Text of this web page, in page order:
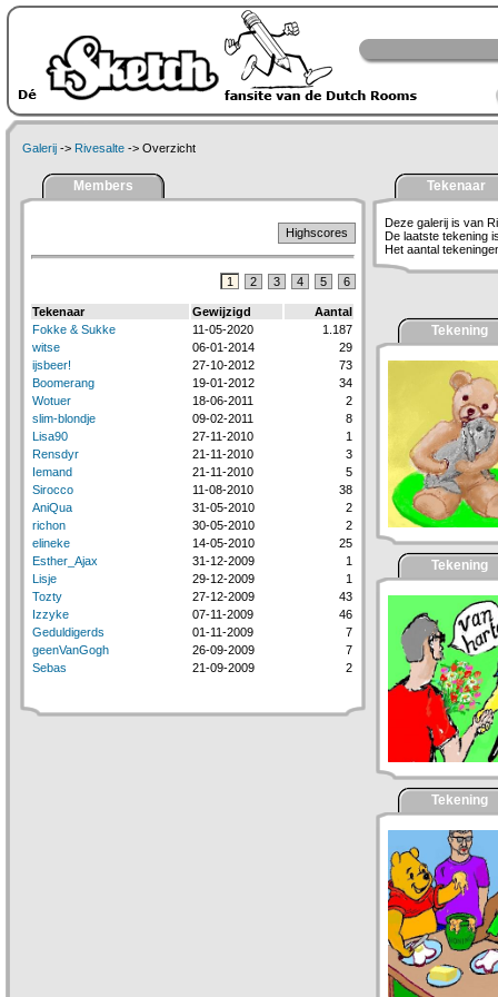
Galerij -> Rivesalte -> Overzicht
Members
Highscores
1 2 3 4 5 6
Tekenaar Gewijzigd
Aantal
Fokke & Sukke
11-05-2020
1.187
witse
06-01-2014
29
ijsbeer!
27-10-2012
73
Boomerang
19-01-2012
34
Wotuer
18-06-2011
2
slim-blondje
09-02-2011
8
Lisa90
27-11-2010
1
Rensdyr
21-11-2010
3
Iemand
21-11-2010
5
Sirocco
11-08-2010
38
AniQua
31-05-2010
2
richon
30-05-2010
2
elineke
14-05-2010
25
Esther_Ajax
31-12-2009
1
Lisje
29-12-2009
1
Tozty
27-12-2009
43
Izzyke
07-11-2009
46
Geduldigerds
01-11-2009
7
geenVanGogh
26-09-2009
7
Sebas
21-09-2009 2
Tekenaar
Deze galerij is van
De laatste tekening
Het aantal
Tekening
Tekening
Tekening